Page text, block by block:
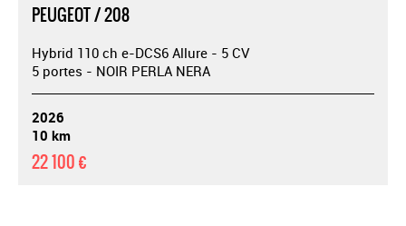
PEUGEOT / 208
Hybrid 110 ch e-DCS6 Allure - 5 CV
5 portes - NOIR PERLA NERA
2026
10 km
22 100 €